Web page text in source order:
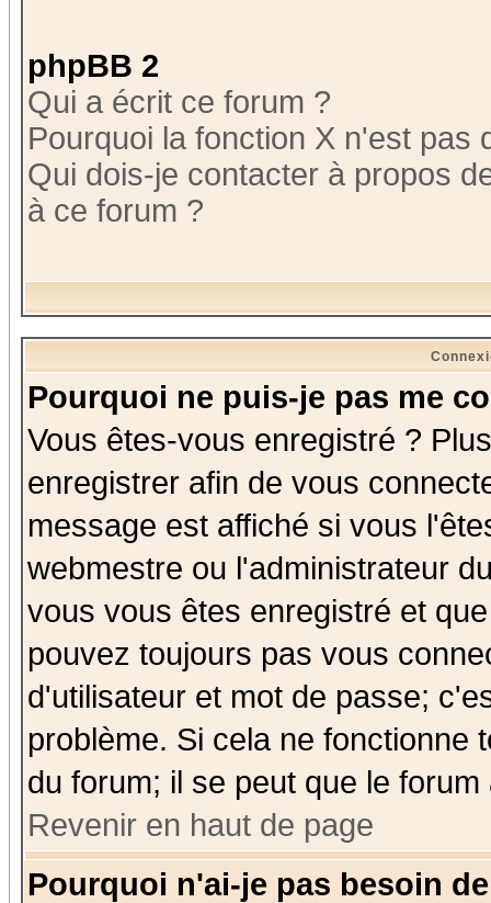
phpBB 2
Qui a écrit ce forum ?
Pourquoi la fonction X n'est pas
Qui dois-je contacter à propos
à ce forum ?
Pourquoi ne puis-je pas me
Vous êtes-vous enregistré ?
enregistrer afin de vous
message est affiché si vous
webmestre ou l'administrateur
vous vous êtes enregistré et
pouvez toujours pas vous
d'utilisateur et mot de passe;
problème. Si cela ne fonctionne
du forum; il se peut que le
Revenir en haut de page
Pourquoi n'ai-je pas besoin